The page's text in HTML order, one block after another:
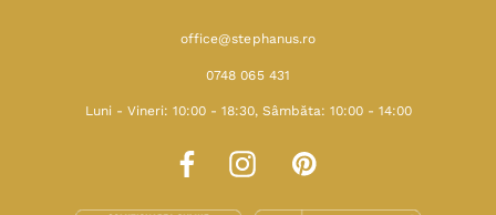
office@stephanus.ro
0748 065 431
Luni - Vineri: 10:00 - 18:30, Sâmbăta: 10:00 - 14:00